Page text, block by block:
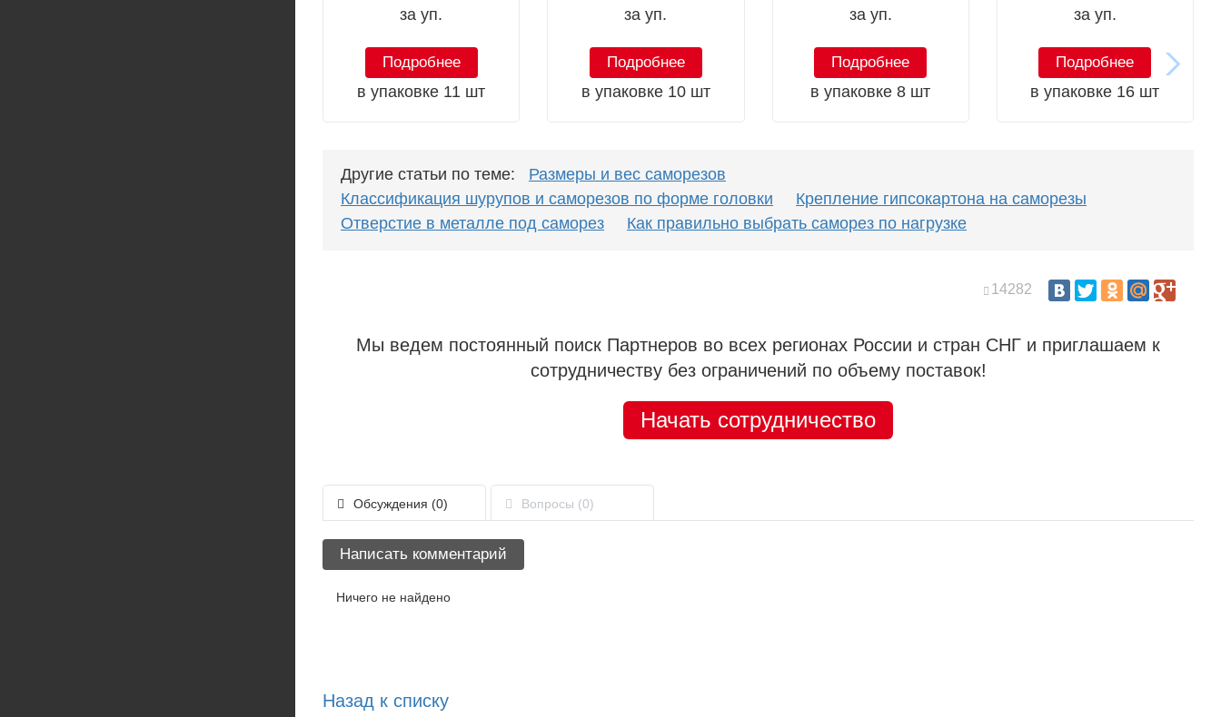
за уп.
Подробнее
в упаковке 11 шт
за уп.
Подробнее
в упаковке 10 шт
за уп.
Подробнее
в упаковке 8 шт
за уп.
Подробнее
в упаковке 16 шт
Другие статьи по теме:
Размеры и вес саморезов
Классификация шурупов и саморезов по форме головки
Крепление гипсокартона на саморезы
Отверстие в металле под саморез
Как правильно выбрать саморез по нагрузке
14282
Мы ведем постоянный поиск Партнеров во всех регионах России и стран СНГ и приглашаем к
сотрудничеству без ограничений по объему поставок!
Начать сотрудничество
Обсуждения (0) Вопросы (0)
Написать комментарий
Ничего не найдено
Назад к списку